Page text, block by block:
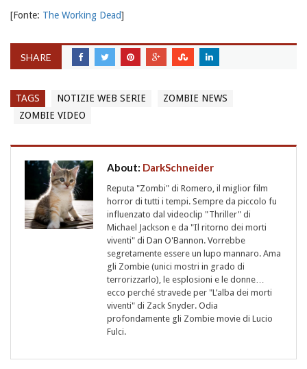
[Fonte: The Working Dead]
SHARE
TAGS NOTIZIE WEB SERIE
ZOMBIE NEWS
ZOMBIE VIDEO
About: DarkSchneider
Reputa "Zombi" di Romero, il miglior film
horror di tutti i tempi. Sempre da piccolo fu
influenzato dal videoclip "Thriller" di
Michael Jackson e da "Il ritorno dei morti
viventi" di Dan O'Bannon. Vorrebbe
segretamente essere un lupo mannaro. Ama
gli Zombie (unici mostri in grado di
terrorizzarlo), le esplosioni e le donne…
ecco perché stravede per "L’alba dei morti
viventi" di Zack Snyder. Odia
profondamente gli Zombie movie di Lucio
Fulci.